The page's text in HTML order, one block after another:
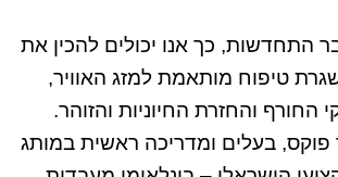
התחדשות, כך אנו יכולים להכין את
טיפוח מותאמת למזג האוויר,
החורף והחזרת החיוניות והזוהר.
פוקס, בעלים ומדריכה ראשית במותג